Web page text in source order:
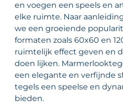
en voegen een speels en
elke ruimte. Naar
we een groeiende
formaten zoals 60x60 en
ruimtelijk effect geven en
doen lijken.
een elegante en verfijnde
tegels een speelse en
bieden.